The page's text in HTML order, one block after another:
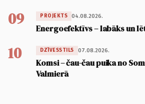
09 PROJEKTS 04.08.2026.
Energoefektīvs – labāks un
10 DZĪVESSTILS 07.08.2026.
Komsi – čau-čau puika no
Valmierā